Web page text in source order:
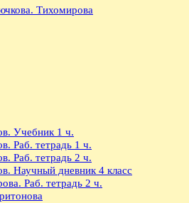
Тихомирова
Учебник 1 ч.
Раб. тетрадь 1 ч.
Раб. тетрадь 2 ч.
Научный дневник 4 класс
Раб. тетрадь 2 ч.